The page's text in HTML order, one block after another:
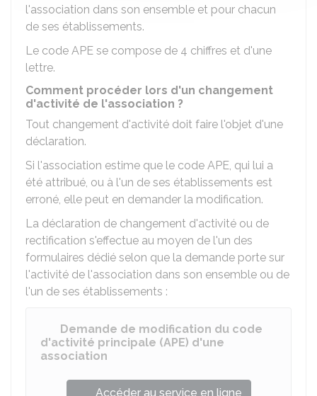
l'association dans son ensemble et pour chacun
de ses établissements.
Le code APE se compose de 4 chiffres et d'une
lettre.
Comment procéder lors d'un changement
d'activité de l'association ?
Tout changement d'activité doit faire l'objet d'une
déclaration.
Si l'association estime que le code APE, qui lui a
été attribué, ou à l'un de ses établissements est
erroné, elle peut en demander la modification.
La déclaration de changement d'activité ou de
rectification s'effectue au moyen de l'un des
formulaires dédié selon que la demande porte sur
l'activité de l'association dans son ensemble ou de
l'un de ses établissements :
Demande de modification du code
d'activité principale (APE) d'une
association
Accéder au service en ligne